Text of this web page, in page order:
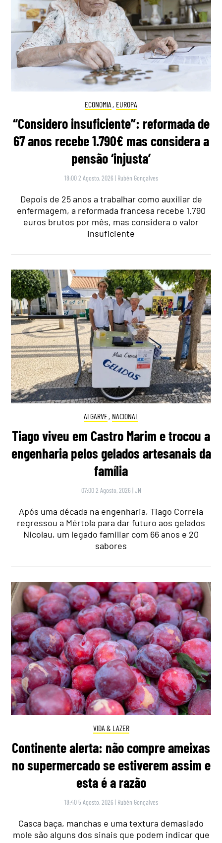
ECONOMIA , EUROPA
“Considero insuficiente”: reformada de
67 anos recebe 1.790€ mas considera a
pensão ‘injusta’
18:00 2 Agosto, 2026 | Rubén Gonçalves
Depois de 25 anos a trabalhar como auxiliar de
enfermagem, a reformada francesa recebe 1.790
euros brutos por mês, mas considera o valor
insuficiente
ALGARVE, NACIONAL
Tiago viveu em Castro Marim e trocou a
engenharia pelos gelados artesanais da
família
07:00 2 Agosto, 2026 |JN
Após uma década na engenharia, Tiago Correia
regressou a Mértola para dar futuro aos gelados
Nicolau, um legado familiar com 66 anos e 20
sabores
VIDA & LAZER
Continente alerta: não compre ameixas
no supermercado se estiverem assim e
esta é a razão
18:40 5 Agosto, 2026 | Rubén Gonçalves
Casca baça, manchas e uma textura demasiado
mole são alguns dos sinais que podem indicar que